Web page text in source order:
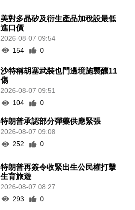
美對多晶矽及衍生產品加稅設最低
進口價
2026-08-07 09:54
154
0
沙特稱胡塞武裝也門邊境施襲釀11
傷
2026-08-07 09:51
104
0
特朗普承認部分彈藥供應緊張
2026-08-07 09:08
252
0
特朗普再簽令收緊出生公民權打擊
生育旅遊
2026-08-07 08:27
293
0